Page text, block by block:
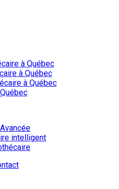
à Québec
à Québec
à Québec
intelligent